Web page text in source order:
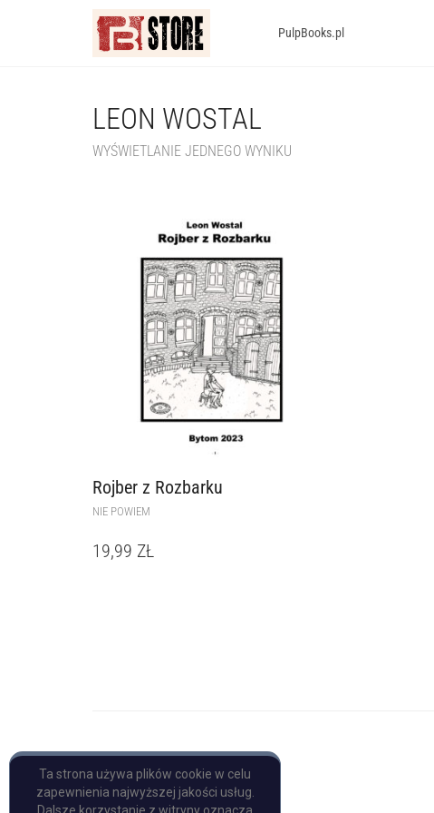
PulpBooks.pl
LEON WOSTAL
WYŚWIETLANIE JEDNEGO WYNIKU
Rojber z Rozbarku
NIE POWIEM
19,99 ZŁ
Copyright © Pulp Books
Ta strona używa plików cookie w celu
zapewnienia najwyższej jakości usług.